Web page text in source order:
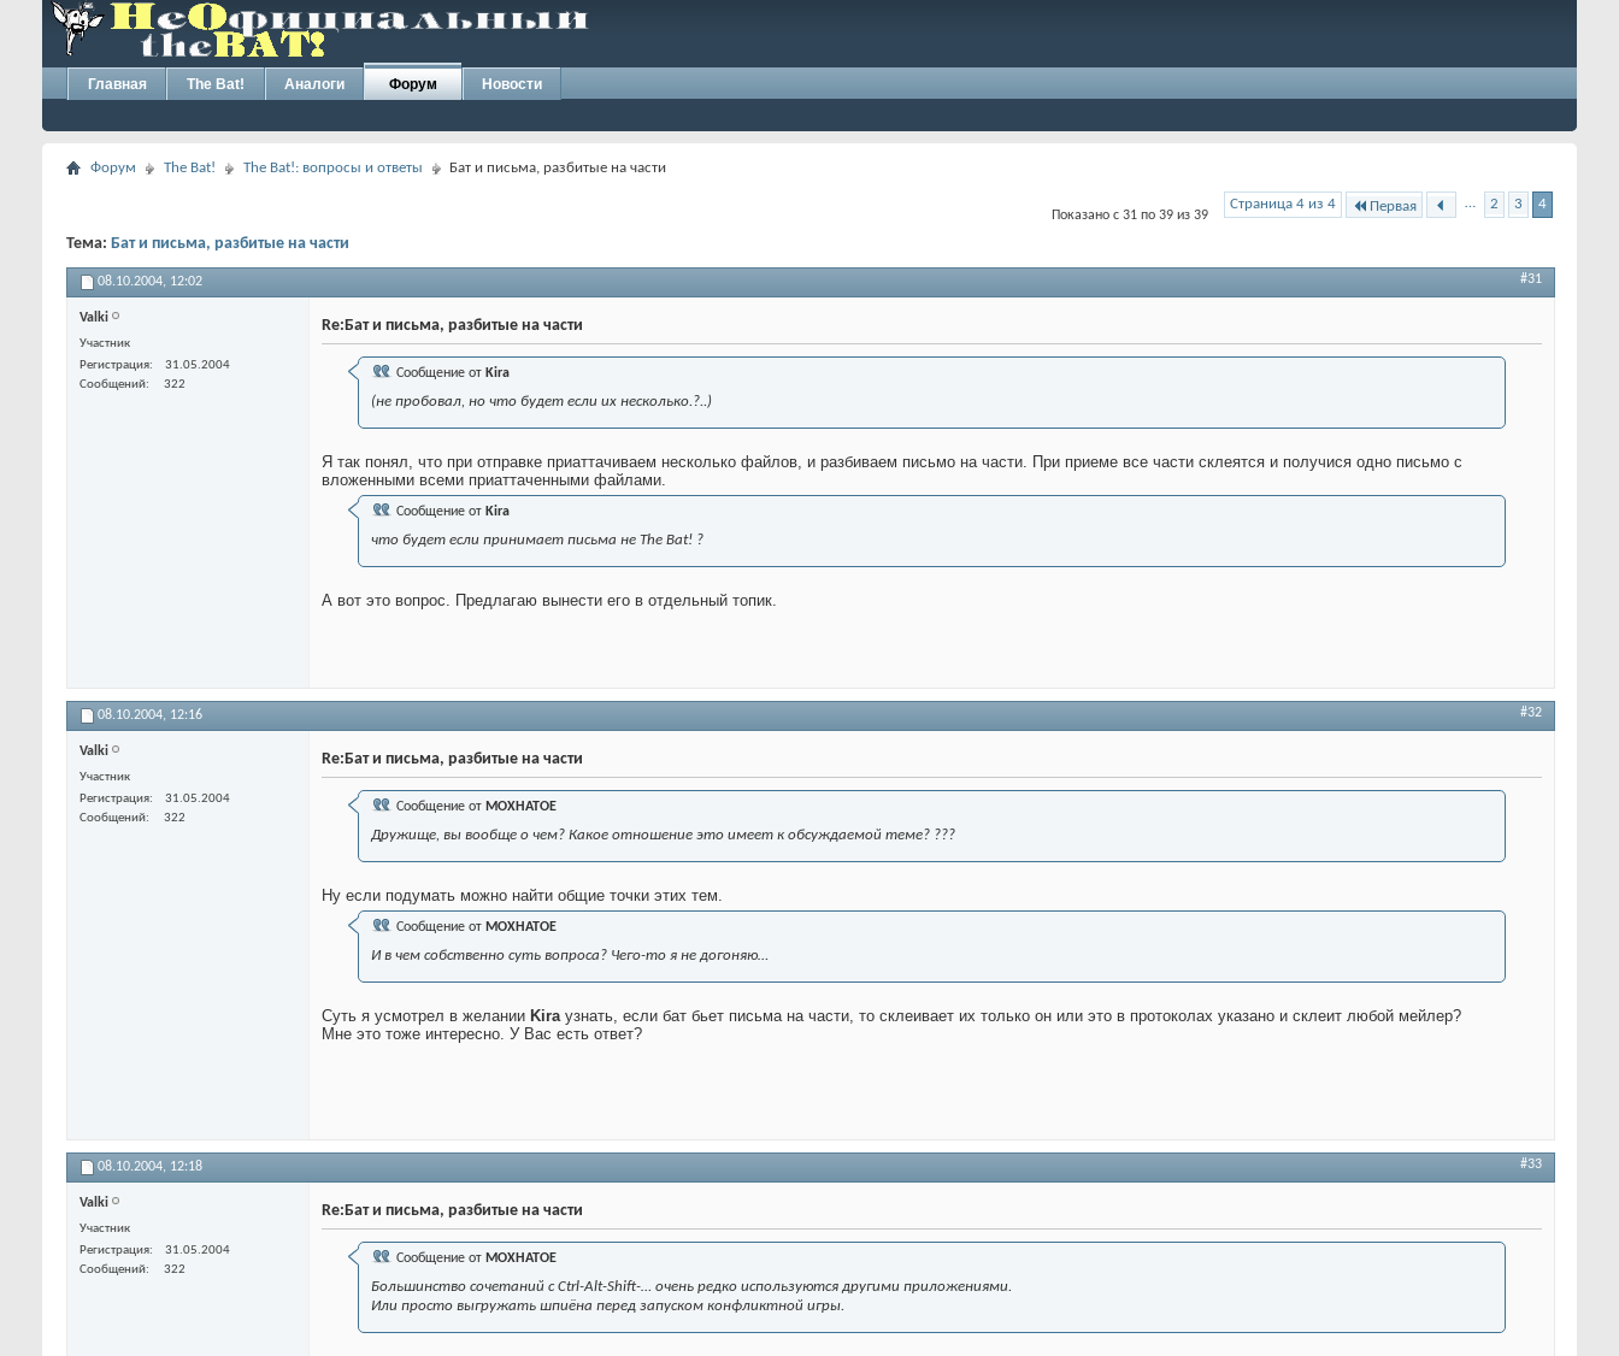
Главная The Bat! Аналоги Форум Новости
Форум The Bat! The Bat!: вопросы и ответы Бат и письма, разбитые на части
Страница 4 из 4 Первая … 2 3 4
Показано с 31 по 39 из 39
Тема: Бат и письма, разбитые на части
08.10.2004, 12:02 #31
Valki
Участник
Регистрация
31.05.2004
Сообщений
322
Re:Бат и письма, разбитые на части
Сообщение от Kira
(не пробовал, но что будет если их несколько.?..)
Я так понял, что при отправке приаттачиваем несколько файлов, и разбиваем письмо на части. При приеме все части склеятся и получися одно письмо с
вложенными всеми приаттаченными файлами.
Сообщение от Kira
что будет если принимает письма не The Bat! ?
А вот это вопрос. Предлагаю вынести его в отдельный топик.
08.10.2004, 12:16 #32
Valki
Участник
Регистрация
31.05.2004
Сообщений
322
Re:Бат и письма, разбитые на части
Сообщение от MOXHATOE
Дружище, вы вообще о чем? Какое отношение это имеет к обсуждаемой теме? ???
Ну если подумать можно найти общие точки этих тем.
Сообщение от MOXHATOE
И в чем собственно суть вопроса? Чего-то я не догоняю…
Cуть я усмотрел в желании Kiraузнать, если бат бьет письма на части, то склеивает их только он или это в протоколах указано и склеит любой мейлер?
Мне это тоже интересно. У Вас есть ответ?
08.10.2004, 12:18 #33
Valki
Участник
Регистрация
31.05.2004
Сообщений
322
Re:Бат и письма, разбитые на части
Сообщение от MOXHATOE
Большинство сочетаний с Ctrl-Alt-Shift-… очень редко используются другими приложениями.
Или просто выгружать шпиёна перед запуском конфликтной игры.